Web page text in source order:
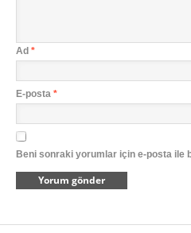
Ad *
E-posta *
Beni sonraki yorumlar için e-posta ile